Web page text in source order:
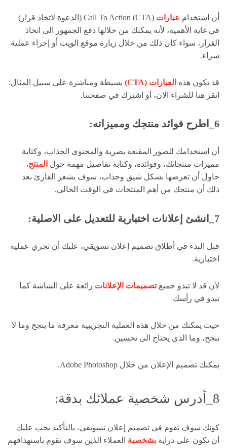
أن استخدام عبارات
(CTA) Call To Action (الدعوة لاتخاذ قرار)
في غاية الأهمية، لأنه يمكنك من خلالها دفع الجمهور الى اتخاذ
القرار، سواء كان ذلك من خلال زيارة موقع الويب أو إجراء عملية
شراء.
قد تكون هذه العبارات (CTA)
بسيطة ومباشرة على سبيل المثال:
انقر هنا للشراء الان، أو اشترك في صفحتنا.
6_اطرح فوائد منتجك ومميزاته:
أن استخدامك للصور المقنعة بصرية والمحتوى الجذاب، وكتابة
مميزات منتجاتك، وفوائده، وكتابة تفاصيل مهمة حول المنتج،
حاول أن تعرضها بشكل شيق وجذاب، سوف يشعر القارئ بعد
ذلك أن منتجك من أهم المنتجات في الوقت الحالي.
7_انشئ إعلانات اختبارية للتعديل على الاصلية:
قبل البدء في أطلاق تصميم إعلان تسويقي، عليك أن تجري عملية
اختبارية.
لأن قد لا تبدو جميعتصميمات الإعلانات رائعة على الشاشة كما
تبدو في رأسك
حيث يمكنك من خلال هذه العملية التجريبية معرفة ما ينجح وما لا
ينجح، وما الذي يحتاج الى تحسين.
يمكنك تصميم الإعلان من خلال Adobe Photoshop.
8_أدرس شخصية عملائك بدقة:
كونك سوف تقوم في تصميم إعلان تسويقي، بالتأكيد يجب عليك
أن تكون على دراية بشخصية العملاء الذين سوف تقوم باستهدافهم